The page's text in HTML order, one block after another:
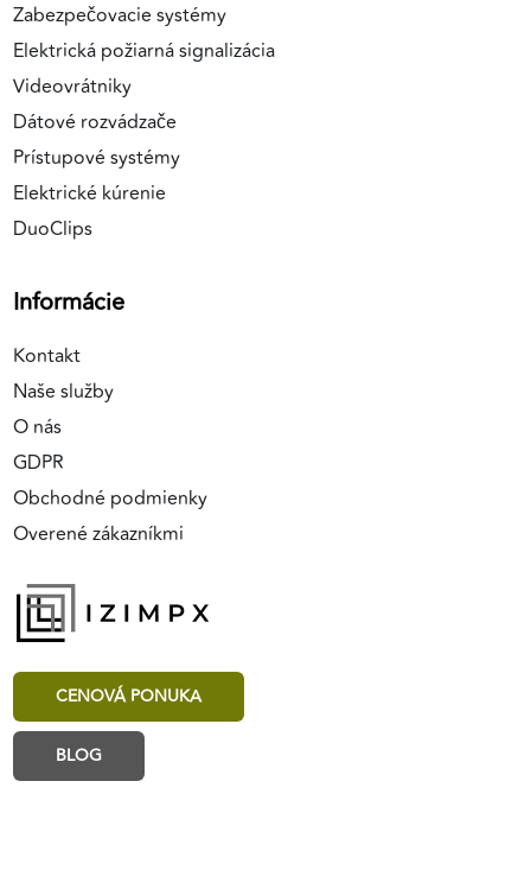
Zabezpečovacie systémy
Elektrická požiarná signalizácia
Videovrátniky
Dátové rozvádzače
Prístupové systémy
Elektrické kúrenie
DuoClips
Informácie
Kontakt
Naše služby
O nás
GDPR
Obchodné podmienky
Overené zákazníkmi
CENOVÁ PONUKA
BLOG